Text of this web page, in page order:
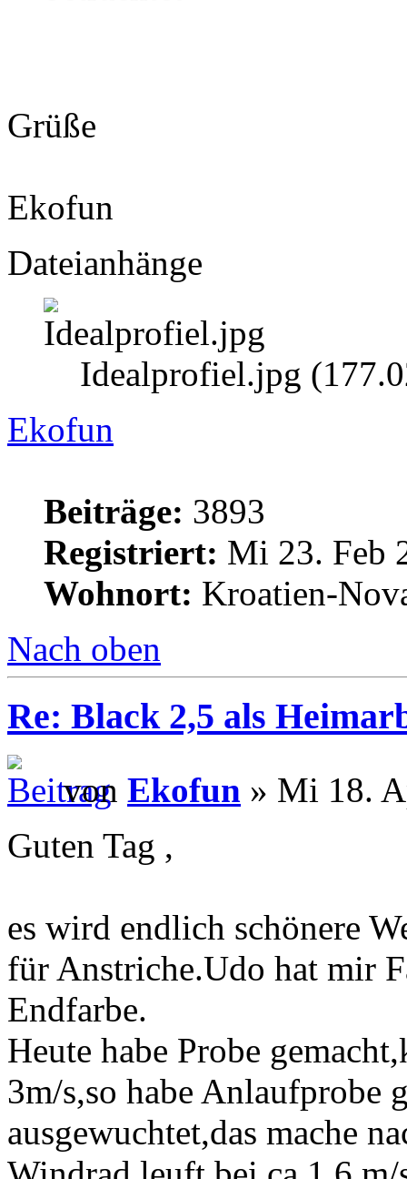
Grüße
Ekofun
Dateianhänge
Idealprofiel.jpg
Ekofun
Beiträge: 3893
Registriert: Mi 23. Feb
Wohnort: Kroatien-
Nach oben
Re: Black 2,5 als
von Ekofun » Mi 18.
Guten Tag ,
es wird endlich schönere
für Anstriche.Udo hat mir
Endfarbe.
Heute habe Probe
3m/s,so habe Anlaufprobe
ausgewuchtet,das mache